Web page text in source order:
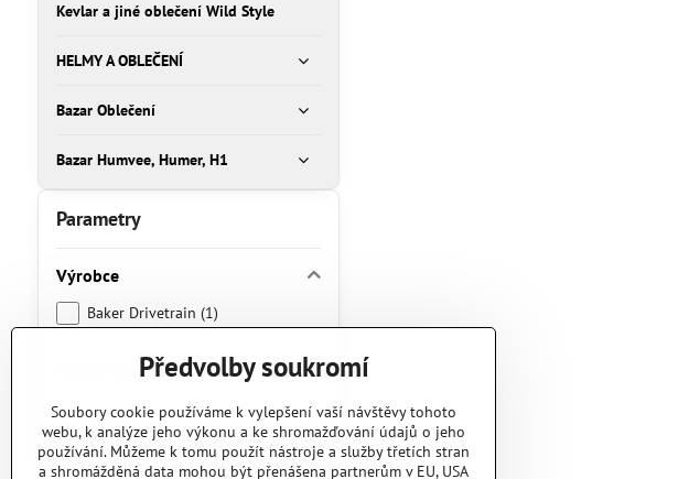
Parametry
Výrobce
Baker Drivetrain (1)
Prohledat
výsledky
filtru
Kevlar a jiné oblečení Wild Style
HELMY A OBLEČENÍ
Bazar Oblečení
Bazar Humvee, Humer, H1
Předvolby soukromí
Soubory cookie používáme k vylepšení vaší návštěvy tohoto
webu, k analýze jeho výkonu a ke shromažďování údajů o jeho
používání. Můžeme k tomu použít nástroje a služby třetích stran
a shromážděná data mohou být přenášena partnerům v EU, USA